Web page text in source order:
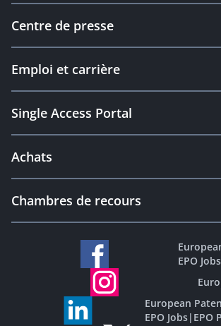
Centre de presse
Emploi et carrière
Single Access Portal
Achats
Chambres de recours
EPO Jobs
European
EPO Jobs| EPO